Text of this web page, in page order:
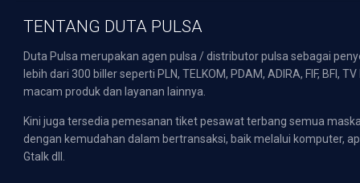
TENTANG DUTA PULSA
Duta Pulsa merupakan agen pulsa / distributor pulsa sebagai
lebih dari 300 biller seperti PLN, TELKOM, PDAM, ADIRA, FIF,
macam produk dan layanan lainnya.
Kini juga tersedia pemesanan tiket pesawat terbang semua
dengan kemudahan dalam bertransaksi, baik melalui komputer,
Gtalk dll.